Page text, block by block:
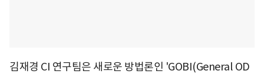
김재경 CI 연구팀은 새로운 방법론인 'GOBI(General OD